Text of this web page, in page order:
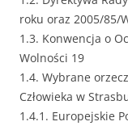
roku oraz 2005/85/
1.3. Konwencja o
Wolności 19
1.4. Wybrane
Człowieka w
1.4.1. Europejskie